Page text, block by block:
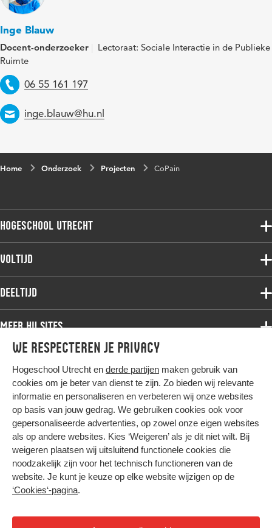
We respecteren je privacy
Hogeschool Utrecht en derde partijen maken gebruik van
cookies om je beter van dienst te zijn. Zo bieden wij relevante
informatie en personaliseren en verbeteren wij onze websites
op basis van jouw gedrag. We gebruiken cookies ook voor
gepersonaliseerde advertenties, op zowel onze eigen websites
als op andere websites. Kies ‘Weigeren’ als je dit niet wilt. Bij
weigeren plaatsen wij uitsluitend functionele cookies die
noodzakelijk zijn voor het technisch functioneren van de
website. Je kunt je keuze op elke website wijzigen op de
‘Cookies‘-pagina.
Inge Blauw
Docent-onderzoeker
Lectoraat: Sociale Interactie in de Publieke
Ruimte
Telefoon
06 55 161 197
Email
inge.blauw@hu.nl
Home Onderzoek Projecten CoPain
Hogeschool Utrecht
Voltijdopleidingen
Deeltijdopleidingen
Onderzoek
Werken bij de HU
Contact
Voltijd
Associate degree
Bachelor
Master
Studiekeuze voltijd
Deeltijd
Associate degree
Bachelor
Master
Post-master
Studiekeuze deeltijd
Meer HU sites
HU International
HU Bibliotheek
HU Ontwikkelt
Duurzame HU
Intranet
Trajectum
Hier komt alles samen
Colofon
Privacy
Cookies
Nieuwsbrief